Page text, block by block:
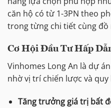
căn hộ có từ 1-3PN theo
trong từng chi tiết cùng đồ
Cơ Hội Đầu Tư Hấp
Vinhomes Long An là dự
nhờ vị trí chiến lược và quy
Tăng trưởng giá trị bất